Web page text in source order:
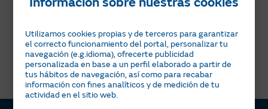
Comunidad
propietarios
Empresas
Utilizamos cookies propias y de terceros para garantizar
el correcto funcionamiento del portal, personalizar tu
navegación (e.g.idioma), ofrecerte publicidad
personalizada en base a un perfil elaborado a partir de
tus hábitos de navegación, así como para recabar
información con fines analíticos y de medición de tu
actividad en el sitio web.